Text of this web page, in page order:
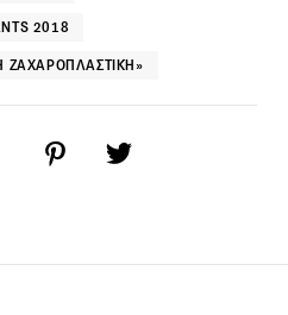
2018
ΖΑΧΑΡΟΠΛΑΣΤΙΚΉ»